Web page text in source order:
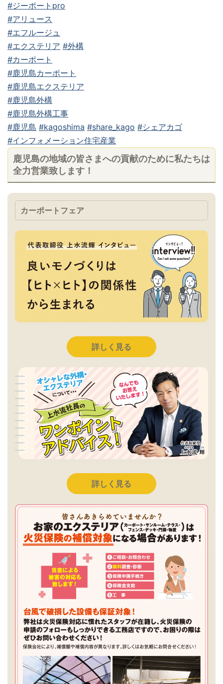
#ジーポートpro
#アリュース
#エフルージュ
#エクステリア #外構
#カーポート
#鹿児島カーポート
#鹿児島エクステリア
#鹿児島外構
#鹿児島外構工事
#鹿児島 #kagoshima #share_kago #シェアカゴ
#インフォメーション住宅産業
鹿児島の地域の皆さまへの貢献のために私たちは
全力営業致します！
カーポートフェア
詳しく見る
詳しく見る